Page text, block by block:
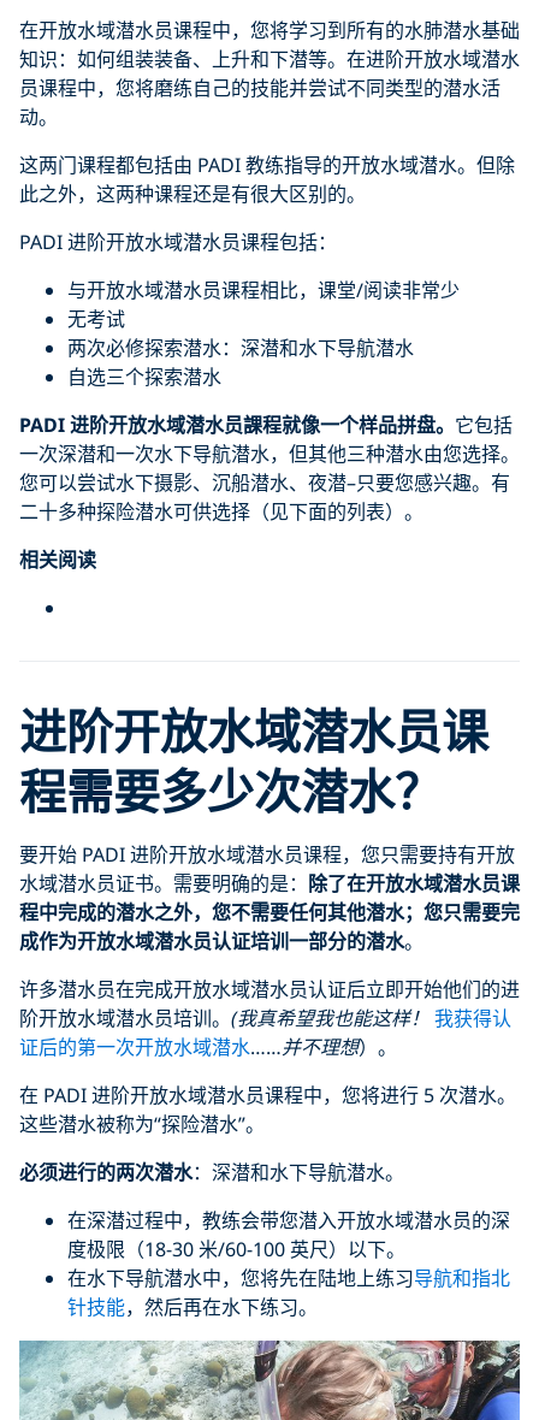
在开放水域潜水员课程中，您将学习到所有的水肺潜水基础
知识：如何组装装备、上升和下潜等。在进阶开放水域潜水
员课程中，您将磨练自己的技能并尝试不同类型的潜水活
动。
这两门课程都包括由 PADI 教练指导的开放水域潜水。但除
此之外，这两种课程还是有很大区别的。
PADI 进阶开放水域潜水员课程包括：
与开放水域潜水员课程相比，课堂/阅读非常少
无考试
两次必修探索潜水：深潜和水下导航潜水
自选三个探索潜水
PADI 进阶开放水域潜水员課程就像一个样品拼盘。 它包括
一次深潜和一次水下导航潜水，但其他三种潜水由您选择。
您可以尝试水下摄影、沉船潜水、夜潜–只要您感兴趣。有
二十多种探险潜水可供选择（见下面的列表）。
相关阅读
进阶开放水域潜水员课
程需要多少次潜水？
要开始 PADI 进阶开放水域潜水员课程，您只需要持有开放
水域潜水员证书。需要明确的是： 除了在开放水域潜水员课
程中完成的潜水之外，您不需要任何其他潜水；您只需要完
成作为开放水域潜水员认证培训一部分的潜水。
许多潜水员在完成开放水域潜水员认证后立即开始他们的进
阶开放水域潜水员培训。 (我真希望我也能这样！ 我获得认
证后的第一次开放水域潜水……并不理想）。
在 PADI 进阶开放水域潜水员课程中，您将进行 5 次潜水。
这些潜水被称为“探险潜水”。
必须进行的两次潜水：深潜和水下导航潜水。
在深潜过程中，教练会带您潜入开放水域潜水员的深
度极限（18-30 米/60-100 英尺）以下。
在水下导航潜水中，您将先在陆地上练习导航和指北
针技能，然后再在水下练习。